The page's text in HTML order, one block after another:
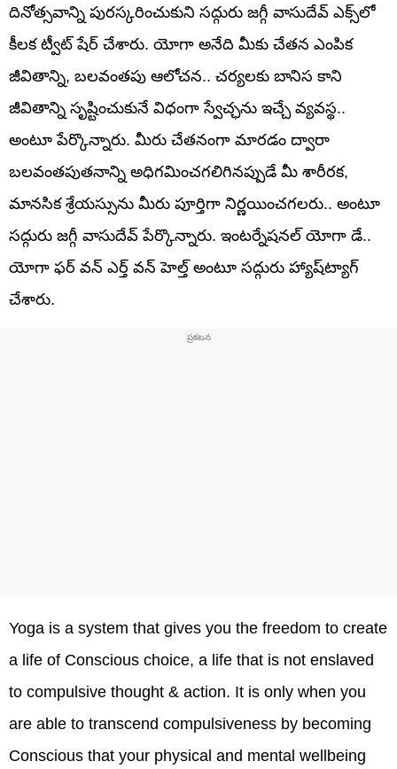
దినోత్సవాన్ని పురస్కరించుకుని సద్గురు జగ్గీ వాసుదేవ్ ఎక్స్‌లో
కీలక ట్వీట్ షేర్ చేశారు. యోగా అనేది మీకు చేతన ఎంపిక
జీవితాన్ని, బలవంతపు ఆలోచన.. చర్యలకు బానిస కాని
జీవితాన్ని సృష్టించుకునే విధంగా స్వేచ్ఛను ఇచ్చే వ్యవస్థ..
అంటూ పేర్కొన్నారు. మీరు చేతనంగా మారడం ద్వారా
బలవంతపుతనాన్ని అధిగమించగలిగినప్పుడే మీ శారీరక,
మానసిక శ్రేయస్సును మీరు పూర్తిగా నిర్ణయించగలరు.. అంటూ
సద్గురు జగ్గీ వాసుదేవ్ పేర్కొన్నారు. ఇంటర్నేషనల్ యోగా డే..
యోగా ఫర్ వన్ ఎర్త్ వన్ హెల్త్ అంటూ సద్గురు హ్యాష్‌ట్యాగ్
చేశారు.
Yoga is a system that gives you the freedom to create
a life of Conscious choice, a life that is not enslaved
to compulsive thought & action. It is only when you
are able to transcend compulsiveness by becoming
Conscious that your physical and mental wellbeing